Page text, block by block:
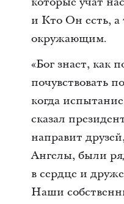
и Кто Он есть, а
окружающим.
«Бог знает, как
почувствовать
когда
сказал
направит
Ангелы, были
в сердце и
Наши